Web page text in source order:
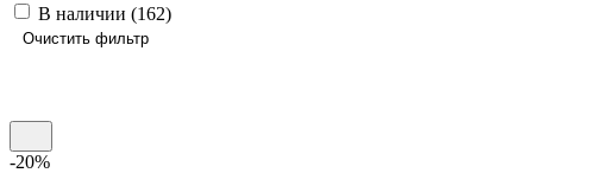
В наличии (162)
Очистить фильтр
-20%